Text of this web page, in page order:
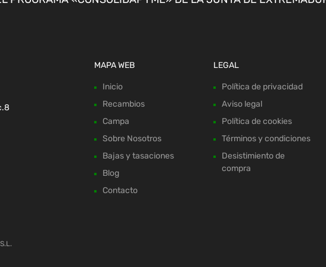
MAPA WEB
Inicio
Recambios
Campa
Sobre Nosotros
Bajas y tasaciones
Blog
Contacto
LEGAL
Política de privacidad
Aviso legal
Política de cookies
Términos y condiciones
Desistimiento de
compra